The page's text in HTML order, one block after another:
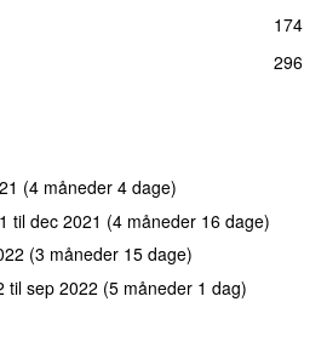
174
296
(4 måneder 4 dage)
til dec 2021 (4 måneder 16 dage)
(3 måneder 15 dage)
til sep 2022 (5 måneder 1 dag)